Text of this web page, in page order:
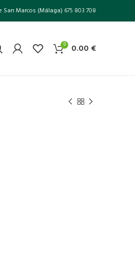
San Marcos (Málaga) 675 803 708
0 0.00 €